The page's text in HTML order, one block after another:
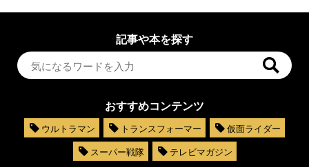
記事や本を探す
おすすめコンテンツ
ウルトラマン トランスフォーマー
仮面ライダー
スーパー戦隊
テレビマガジン